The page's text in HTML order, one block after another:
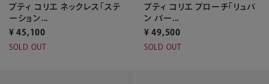
プティ コリエ ネックレス「ステ
ーション...
¥ 45,100
SOLD OUT
プティ コリエ ブローチ「リュバ
ン パー...
¥ 49,500
SOLD OUT